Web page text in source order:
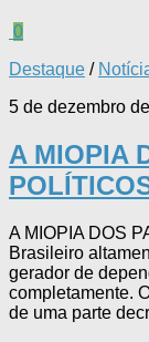
0
Destaque /
5 de dezembro
A MIOPIA
A MIOPIA DOS
Brasileiro
gerador de
completamente.
de uma parte